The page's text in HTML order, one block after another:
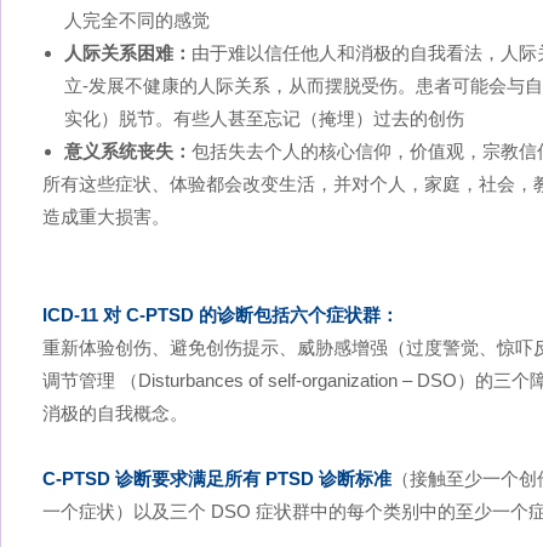
人完全不同的感觉
人际关系困难： 由于难以信任他人和消极的自我看法，人
立-发展不健康的人际关系，从而摆脱受伤。患者可能会与
实化）脱节。有些人甚至忘记（掩埋）过去的创伤
意义系统丧失： 包括失去个人的核心信仰，价值观，宗教
所有这些症状、体验都会改变生活，并对个人，家庭，社会
造成重大损害。
ICD-11 对 C-PTSD 的诊断包括六个症状群：
重新体验创伤、避免创伤提示、威胁感增强（过度警觉、惊
调节管理 （Disturbances of self-organization – DSO）的三个
消极的自我概念。
C-PTSD 诊断要求满足所有 PTSD 诊断标准 （接触至少一个
一个症状）以及三个 DSO 症状群中的每个类别中的至少一个